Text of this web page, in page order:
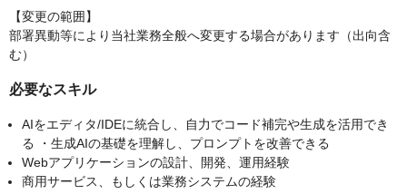
【変更の範囲】
部署異動等により当社業務全般へ変更する場合があります（出向含
む）
必要なスキル
AIをエディタ/IDEに統合し、自力でコード補完や生成を活用でき
る ・生成AIの基礎を理解し、プロンプトを改善できる
Webアプリケーションの設計、開発、運用経験
商用サービス、もしくは業務システムの経験